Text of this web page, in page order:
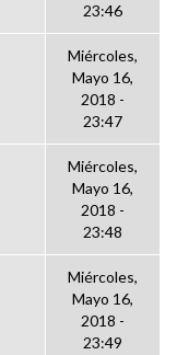
23:46
Miércoles,
Mayo 16,
2018 -
23:47
Miércoles,
Mayo 16,
2018 -
23:48
Miércoles,
Mayo 16,
2018 -
23:49